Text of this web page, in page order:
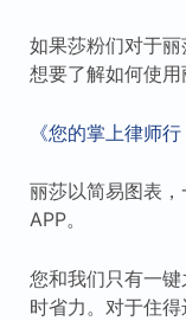
如果莎粉们对于
想要了解如何使
《您的掌上律师
丽莎以简易图表
APP。
您和我们只有一
时省力。对于住